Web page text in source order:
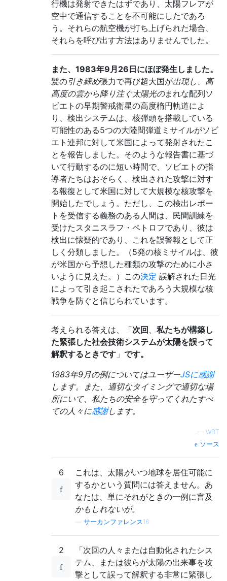
行機は発射できたはずであり、太陽フレアが
空中で通信することを不可能にしたであろ
う。それらの航空機が打ち上げられた場合、
それらを呼び出す方法はありませんでした。
また、1983年9月26日にほぼ発生しました。
髪の引き締め張力で再び超大国が出現し、高
高度の雲から降り注ぐ太陽光のまれな配列ソ
ビエトの早期警戒衛星の高度楕円軌道によ
り、検出システムは、核弾頭を搭載している
可能性のある5つの大陸間弾道ミサイルがソビ
エト連邦に対して米国によって発射されたこ
とを報告しました。そのような報告書に基づ
いて行動するのに短い時間で、ソビエトの指
導者たちはおそらく、検出された攻撃に対す
る報復として米国に対して大規模な核攻撃を
開始したでしょう。ただし、この検出レポー
トを受信する義務のある人間は、民間訓練を
受けたスタニスラフ・ペトロフであり、彼は
検出に懐疑的であり、これを誤警報として正
しく分類しました。（5発の核ミサイルは、彼
が米国から予想した種類の攻撃のために小さ
いように見えた。）この決定 誤解された日光
によって引き起こされたであろう大規模な核
戦争を防ぐと信じられています。
考えられる答えは、「次回 、 私たちが構築し
た緊張した社会技術システムが太陽を誤って
解釈するときです 」 です。
1983年9月の例についてはユーザーJSに感謝
します。また、適切なタイミングで適切な場
所にいて、私たちの安全を守ってくれたすべ
ての人々に感謝します。
— WBT
ソース
6 これは、太陽がいつ地球を居住可能に
するかという質問には答えません。あ
なたは、単にそれがときの一例に言及
かもしれないが。
サーカンファレンス16
2
「次回の人々または自動化されたシス
テム、または彼らが太陽の出来事を攻
撃として誤って解釈する非常に緊張し